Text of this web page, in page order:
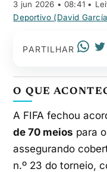
3 jun 2026 • 08:41 •
Deportivo (David
PARTILHAR
O QUE
A FIFA fechou
de 70 meios para
assegurando
n.º 23 do torneio,